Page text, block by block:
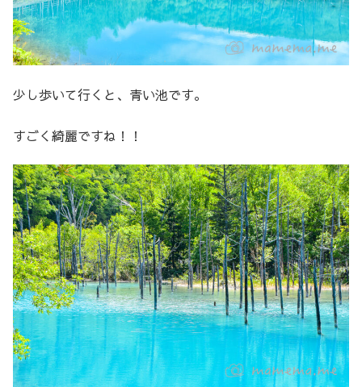
少し歩いて行くと、青い池です。
すごく綺麗ですね！！